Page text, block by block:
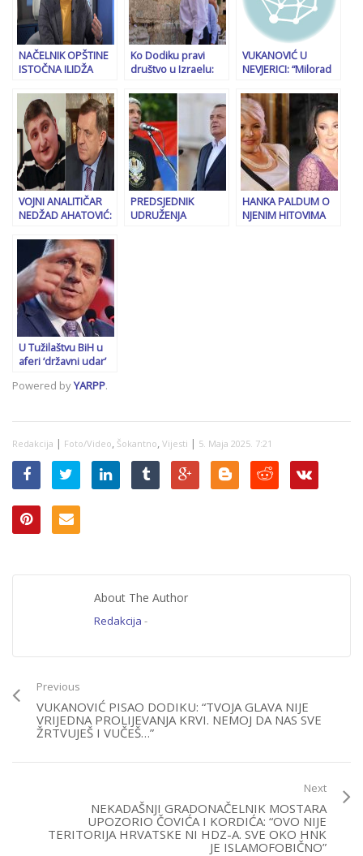
NAČELNIK OPŠTINE
ISTOČNA ILIDŽA
“Da je patriota
podnio bi ostavku,
on bi sada uništio
sve…”
Ko Dodiku pravi
društvo u Izraelu:
radikalnih desničara
stigla u Jerusalem
VUKANOVIĆ U
NEVJERICI: “Milorad
da nas bruka po
svijetu, a skandal za
skandalom
obilježava…”
VOJNI ANALITIČAR
NEDŽAD AHATOVIĆ:
previše prostora u
javnom prostoru,
treba ga tretirati
samo kao bjegunca”
PREDSJEDNIK
UDRUŽENJA
HANKA PALDUM O
NJENIM HITOVIMA
U Tužilaštvu BiH u
aferi ‘državni udar’
Senka Jujić. Ovo su
Powered byYARPP.
Redakcija | Foto/Video, Šokantno, Vijesti | 5. Maja 2025. 7:21
About The Author
Redakcija -
Previous
VUKANOVIĆ PISAO DODIKU: “TVOJA GLAVA NIJE
VRIJEDNA PROLIJEVANJA KRVI. NEMOJ DA NAS SVE
ŽRTVUJEŠ I VUČEŠ…”
Next
NEKADAŠNJI GRADONAČELNIK MOSTARA
UPOZORIO ČOVIĆA I KORDIĆA: “OVO NIJE
TERITORIJA HRVATSKE NI HDZ-A. SVE OKO HNK
JE ISLAMOFOBIČNO”